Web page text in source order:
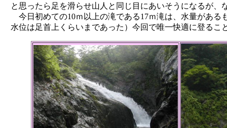
と思ったら足を滑らせ山人と同じ目にあいそうになるが
今日初めての10ｍ以上の滝である17ｍ滝は、水量がある
水位は足首上くらいまであった）今回で唯一快適に登るこ